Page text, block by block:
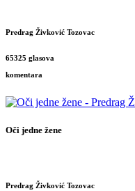
Predrag Živković Tozovac
65325 glasova
komentara
Oči jedne žene
Predrag Živković Tozovac